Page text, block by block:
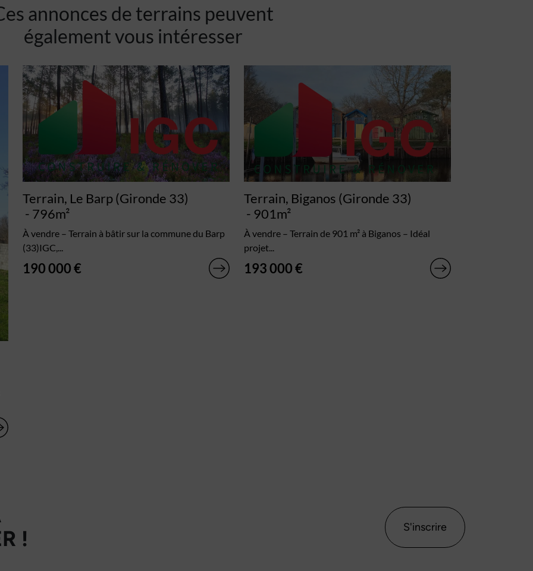
annonces de terrains peuvent
également vous intéresser
Terrain, Le Barp (Gironde 33)
- 796m²
À vendre – Terrain à bâtir sur la commune du Barp
(33)IGC,...
190 000 €
Terrain, Biganos (Gironde 33)
- 901m²
À vendre – Terrain de 901 m² à Biganos – Idéal
projet...
193 000 €
!
S'inscrire